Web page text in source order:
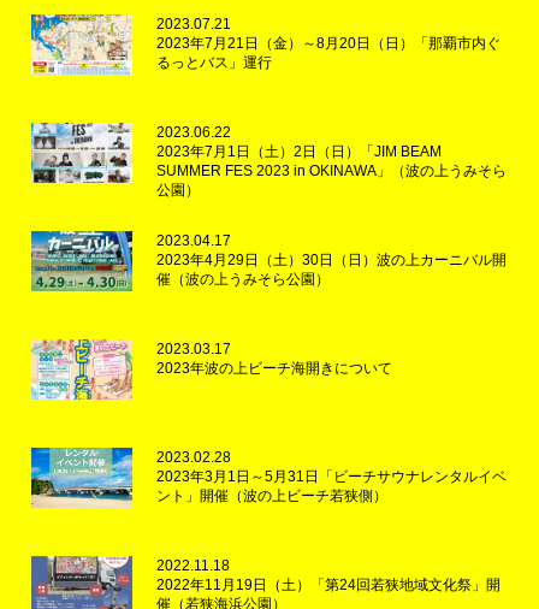
2023.07.21
2023年7月21日（金）～8月20日（日）「那覇市内ぐ
るっとバス」運行
2023.06.22
2023年7月1日（土）2日（日）「JIM BEAM
SUMMER FES 2023 in OKINAWA」（波の上うみそら
公園）
2023.04.17
2023年4月29日（土）30日（日）波の上カーニバル開
催（波の上うみそら公園）
2023.03.17
2023年波の上ビーチ海開きについて
2023.02.28
2023年3月1日～5月31日「ビーチサウナレンタルイベ
ント」開催（波の上ビーチ若狭側）
2022.11.18
2022年11月19日（土）「第24回若狭地域文化祭」開
催（若狭海浜公園）